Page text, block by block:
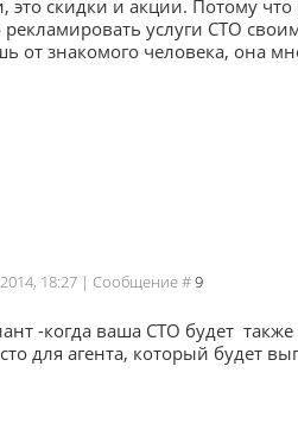
это скидки и акции. Потому
рекламировать услуги СТО
от знакомого человека, она
18:27 | Сообщение #9
-когда ваша СТО будет
для агента, который будет